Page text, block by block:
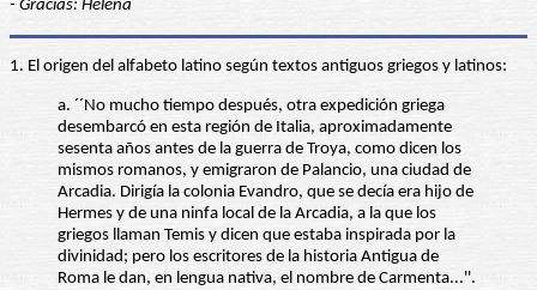
- Gracias: Helena
1. El origen del alfabeto latino según textos antiguos griegos y latinos:
a. ´´No mucho tiempo después, otra expedición griega
desembarcó en esta región de Italia, aproximadamente
sesenta años antes de la guerra de Troya, como dicen los
mismos romanos, y emigraron de Palancio, una ciudad de
Arcadia. Dirigía la colonia Evandro, que se decía era hijo de
Hermes y de una ninfa local de la Arcadia, a la que los
griegos llaman Temis y dicen que estaba inspirada por la
divinidad; pero los escritores de la historia Antigua de
Roma le dan, en lengua nativa, el nombre de Carmenta...''.